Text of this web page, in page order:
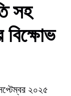
সহ
বিক্ষোভ
২০২৫